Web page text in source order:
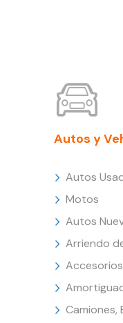
Autos y
Autos
Motos
Autos
Arriendo
Accesorios
Camiones,